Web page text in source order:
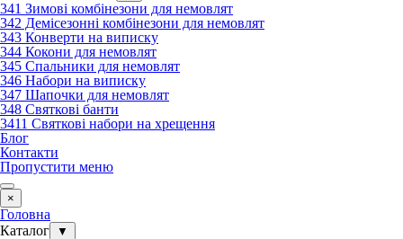
341 Зимові комбінезони для немовлят
342 Демісезонні комбінезони для немовлят
343 Конверти на виписку
344 Кокони для немовлят
345 Спальники для немовлят
346 Набори на виписку
347 Шапочки для немовлят
348 Святкові банти
3411 Святкові набори на хрещення
Блог
Контакти
Пропустити меню
×
Головна
Каталог
▼